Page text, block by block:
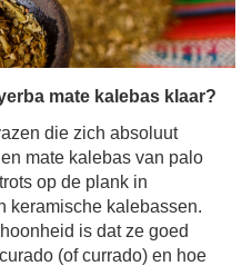
mate kalebas klaar?
die zich absoluut
mate kalebas van palo
op de plank in
keramische kalebassen.
is dat ze goed
(of currado) en hoe